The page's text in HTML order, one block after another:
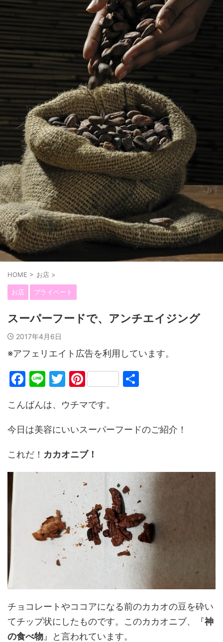
HOME > お店 >
お店 プライベート
スーパーフードで、アンチエイジング
2017年4月6日
※アフェリエイト広告を利用しています。
F
c
e
o
o
Li
e
T
itt
er
Pi
er
e
こんばんは、ウチマです。
今日は美容にいいスーパーフードのご紹介！
これだ！ カカオニブ！
チョコレートやココアになる前のカカオの豆を砕い
てチップ状にしたものです。このカカオニブ、『神
の食べ物 』と言われています。